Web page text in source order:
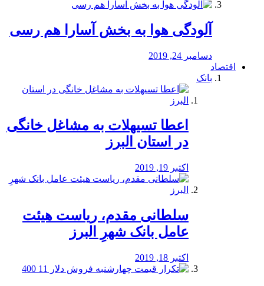
آلودگی هوا به بخش آسارا هم رسی
دسامبر 24, 2019
اقتصاد
بانک
️اعطا تسیهلات به مشاغل خانگی
در استان البرز
اکتبر 19, 2019
سلطانی مقدم، ریاست هیئت
عامل بانک شهرِ البرز
اکتبر 18, 2019